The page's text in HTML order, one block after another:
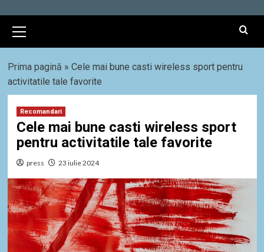
Menu
Prima pagină » Cele mai bune casti wireless sport pentru
activitatile tale favorite
Recomandari
Cele mai bune casti wireless sport
pentru activitatile tale favorite
press 23 iulie 2024